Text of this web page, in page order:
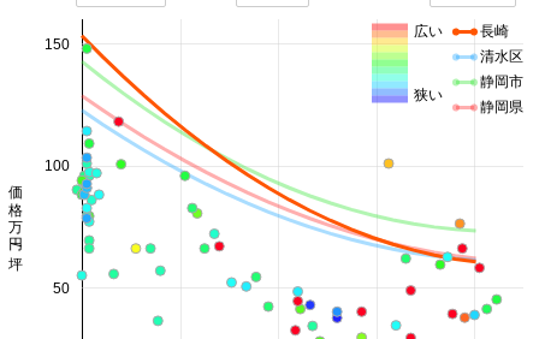
50
100
150
価格 万円/坪
長崎
清水区
静岡市
静岡県
広い
狭い